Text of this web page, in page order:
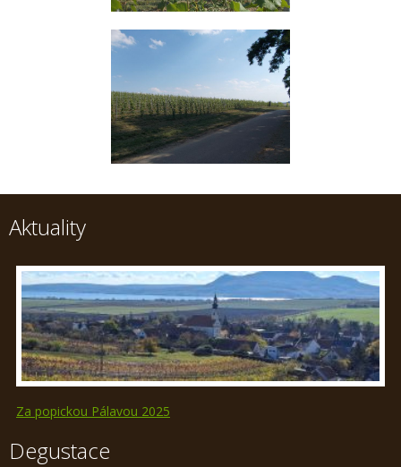
Aktuality
Za popickou Pálavou 2025
Degustace